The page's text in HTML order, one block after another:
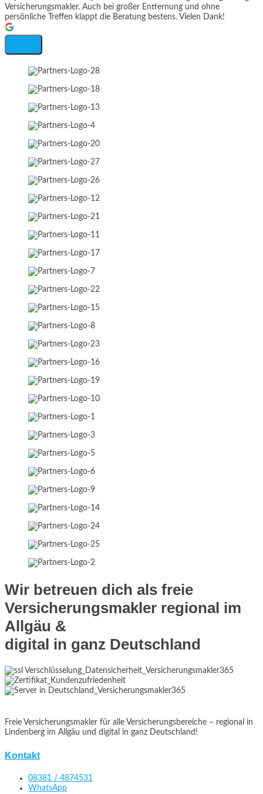
Versicherungsmakler. Auch bei großer Entfernung und ohne
persönliche Treffen klappt die Beratung bestens. Vielen Dank!
Wir betreuen dich als freie
Versicherungsmakler regional im
Allgäu &
digital in ganz Deutschland
Freie Versicherungsmakler für alle Versicherungsbereiche – regional in
Lindenberg im Allgäu und digital in ganz Deutschland!
Kontakt
08381 / 4874531
WhatsApp